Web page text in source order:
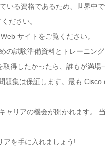
る資格であるため、世界中
ださい。
サイトをご覧ください。
試験準備資料とトレーニング
得したかったら、誰もが満
集は保証します。最も
リアの機会が開かれます。
アを手に入れましょう!